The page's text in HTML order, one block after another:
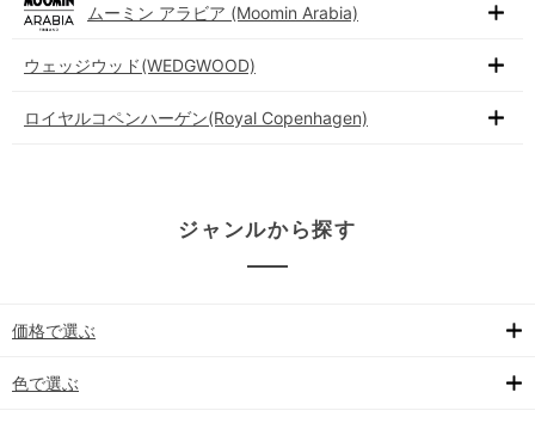
ムーミン アラビア (Moomin Arabia)
ウェッジウッド(WEDGWOOD)
ロイヤルコペンハーゲン(Royal Copenhagen)
ジャンルから探す
価格で選ぶ
色で選ぶ